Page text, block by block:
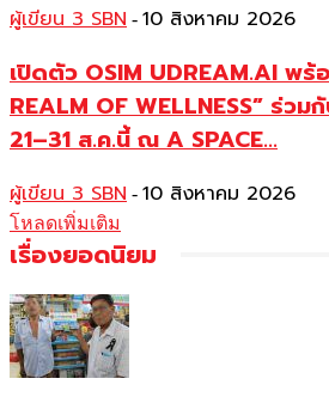
ผู้เขียน 3 SBN - 10 สิงหาคม 2026
เปิดตัว OSIM UDREAM.AI พร้
REALM OF WELLNESS” ร่ว
21–31 ส.ค.นี้ ณ A SPACE...
ผู้เขียน 3 SBN - 10 สิงหาคม 2026
โหลดเพิ่มเติม
เรื่องยอดนิยม